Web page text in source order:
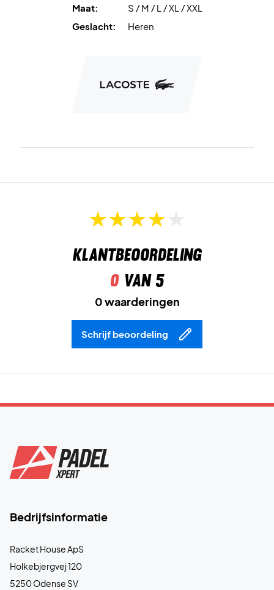
Maat:
S / M / L / XL / XXL
Geslacht:
Heren
Klantbeoordeling
0van 5
0 waarderingen
Schrijf beoordeling
Bedrijfsinformatie
Racket House ApS
Holkebjergvej 120
5250 Odense SV